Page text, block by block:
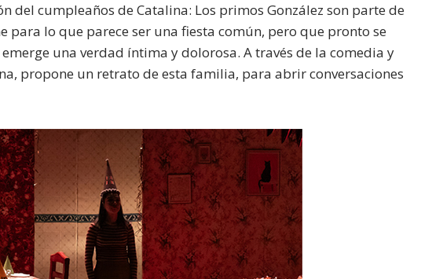
del cumpleaños de Catalina: Los primos González son parte de
para lo que parece ser una fiesta común, pero que pronto se
una verdad íntima y dolorosa. A través de la comedia y
propone un retrato de esta familia, para abrir conversaciones